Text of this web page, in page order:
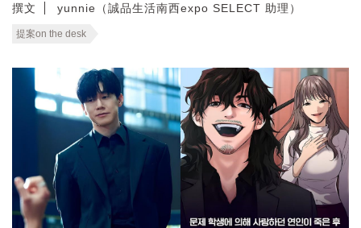
撰文 yunnie（誠品生活南西expo SELECT 助理）
提案on the desk